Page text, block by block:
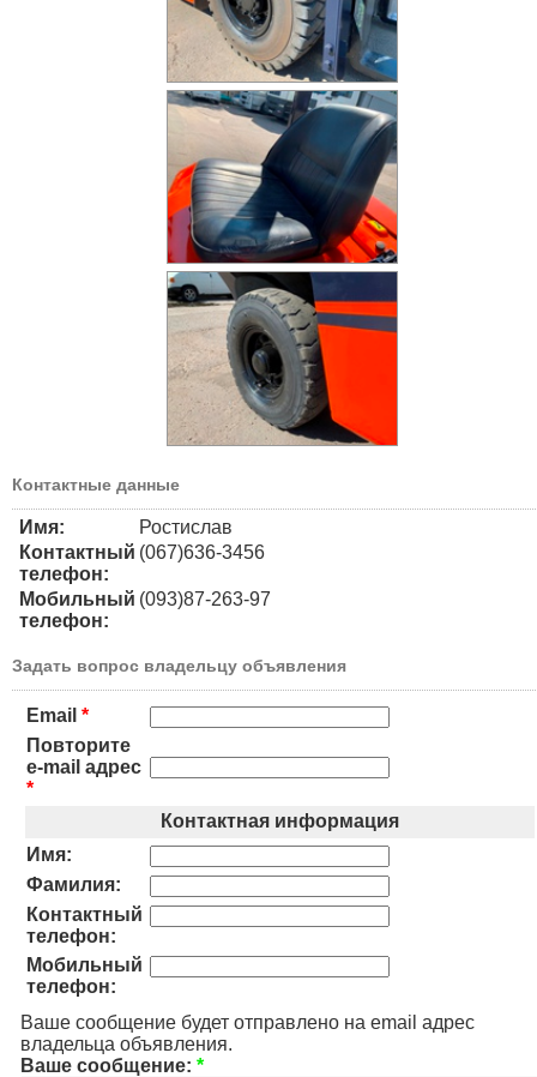
Контактные данные
Имя:
Ростислав
Контактный
телефон:
(067)636-3456
Мобильный
телефон:
(093)87-263-97
Задать вопрос владельцу объявления
Email *
Повторите
e-mail адрес
*
Контактная информация
Имя:
Фамилия:
Контактный
телефон:
Мобильный
телефон:
Ваше сообщение будет отправлено на email адрес
владельца объявления.
Ваше сообщение: *